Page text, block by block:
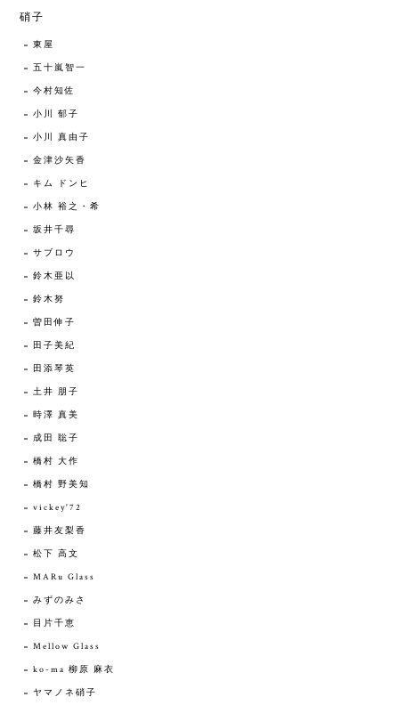
硝子
東屋
五十嵐智一
今村知佐
小川 郁子
小川 真由子
金津沙矢香
キム ドンヒ
小林 裕之・希
坂井千尋
サブロウ
鈴木亜以
鈴木努
曽田伸子
田子美紀
田添琴英
土井 朋子
時澤 真美
成田 聡子
橋村 大作
橋村 野美知
vickey'72
藤井友梨香
松下 高文
MARu Glass
みずのみさ
目片千恵
Mellow Glass
ko-ma 柳原 麻衣
ヤマノネ硝子